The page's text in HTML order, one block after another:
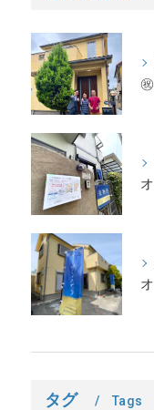
タグ Tags